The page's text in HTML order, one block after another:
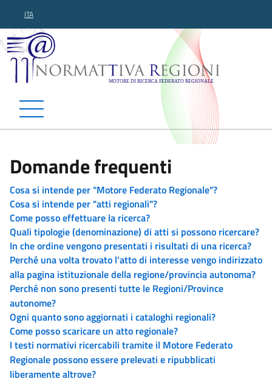
ITA
Normattiva Regioni -
Domande frequenti
Cosa si intende per "Motore Federato Regionale"?
Cosa si intende per "atti regionali"?
Come posso effettuare la ricerca?
Quali tipologie (denominazione) di atti si possono ricercare?
In che ordine vengono presentati i risultati di una ricerca?
Perché una volta trovato l'atto di interesse vengo indirizzato
alla pagina istituzionale della regione/provincia autonoma?
Perché non sono presenti tutte le Regioni/Province
autonome?
Ogni quanto sono aggiornati i cataloghi regionali?
Come posso scaricare un atto regionale?
I testi normativi ricercabili tramite il Motore Federato
Regionale possono essere prelevati e ripubblicati
liberamente altrove?